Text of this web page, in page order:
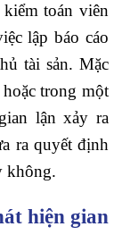
toán viên
lập báo cáo
tài sản. Mặc
trong một
lận xảy ra
ra quyết định
không.
hiện gian